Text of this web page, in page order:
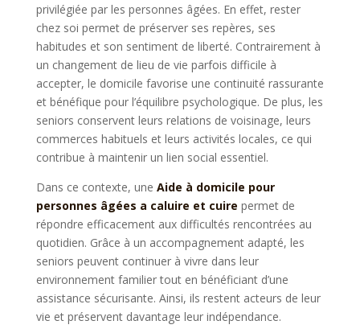
privilégiée par les personnes âgées. En effet, rester
chez soi permet de préserver ses repères, ses
habitudes et son sentiment de liberté. Contrairement à
un changement de lieu de vie parfois difficile à
accepter, le domicile favorise une continuité rassurante
et bénéfique pour l’équilibre psychologique. De plus, les
seniors conservent leurs relations de voisinage, leurs
commerces habituels et leurs activités locales, ce qui
contribue à maintenir un lien social essentiel.
Dans ce contexte, une Aide à domicile pour
personnes âgées a caluire et cuire permet de
répondre efficacement aux difficultés rencontrées au
quotidien. Grâce à un accompagnement adapté, les
seniors peuvent continuer à vivre dans leur
environnement familier tout en bénéficiant d’une
assistance sécurisante. Ainsi, ils restent acteurs de leur
vie et préservent davantage leur indépendance.